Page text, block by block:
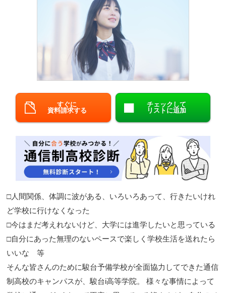
北陸・甲信越
中国
九州・沖縄
閉じる
すぐに
資料請求する
チェックして
リストに追加
□人間関係、体調に波がある、いろいろあって、行きたいけれ
ど学校に行けなくなった
□今はまだ考えれないけど、大学には進学したいと思っている
□自分にあった無理のないペースで楽しく学校生活を送れたら
いいな 等
そんな皆さんのために駿台予備学校が全面協力してできた通信
制高校のキャンパスが、駿台i高等学院。 様々な事情によって